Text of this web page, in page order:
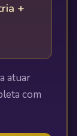
+
atuar
com